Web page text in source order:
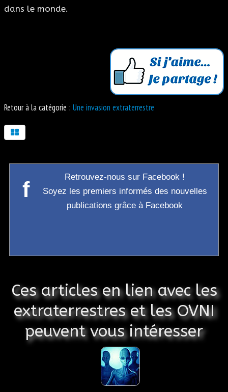
dans le monde.
Retour à la catégorie : Une invasion extraterrestre
f
Retrouvez-nous sur Facebook !
Soyez les premiers informés des nouvelles
publications grâce à Facebook
Ces articles en lien avec les
extraterrestres et les OVNI
peuvent vous intéresser